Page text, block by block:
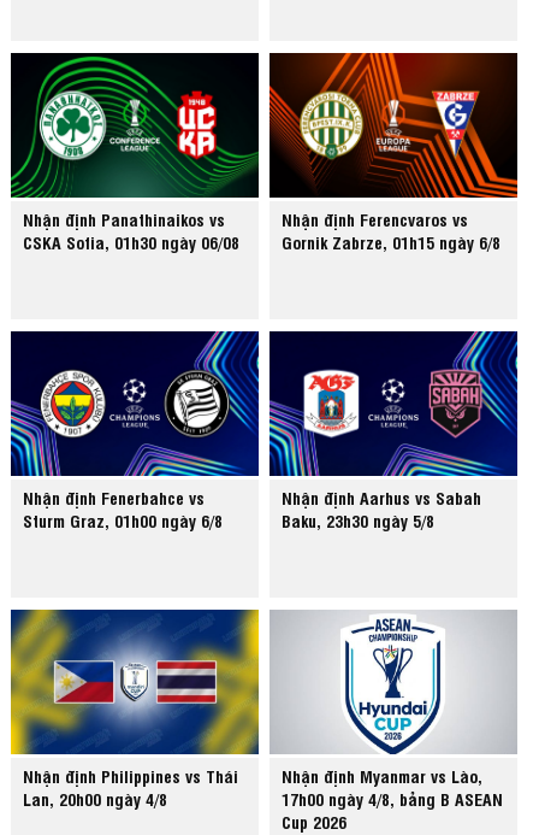
Nhận định Panathinaikos vs
CSKA Sofia, 01h30 ngày 06/08
Nhận định Ferencvaros vs
Gornik Zabrze, 01h15 ngày 6/8
Nhận định Fenerbahce vs
Sturm Graz, 01h00 ngày 6/8
Nhận định Aarhus vs Sabah
Baku, 23h30 ngày 5/8
Nhận định Philippines vs Thái
Lan, 20h00 ngày 4/8
Nhận định Myanmar vs Lào,
17h00 ngày 4/8, bảng B ASEAN
Cup 2026